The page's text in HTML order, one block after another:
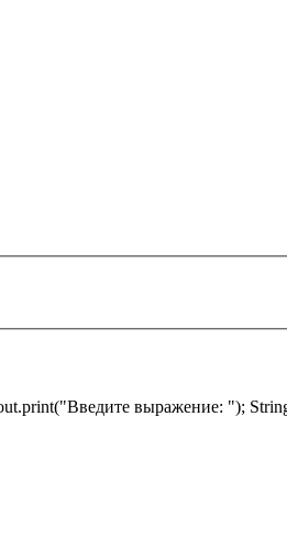
выражение: ");